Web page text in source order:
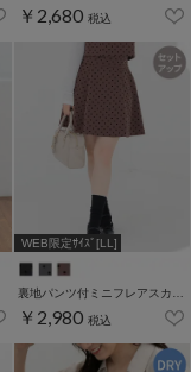
￥2,680 税込
WEB限定ｻｲｽﾞ[LL]
￥2,980 税込